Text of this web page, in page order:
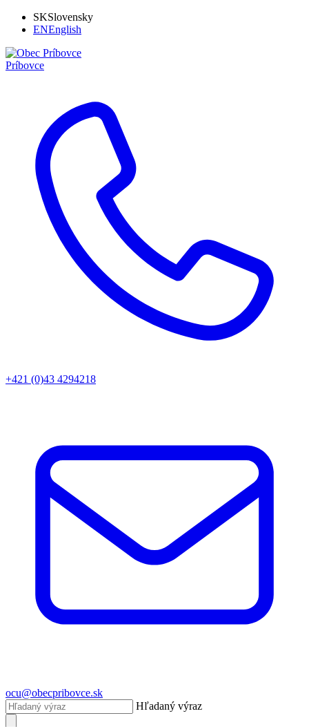
SKSlovensky
ENEnglish
Príbovce
+421 (0)43 4294218
ocu@obecpribovce.sk
Hľadaný výraz